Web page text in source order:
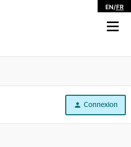
EN/FR
Connexion